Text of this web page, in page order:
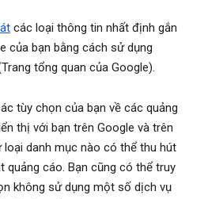
các loại thông tin nhất định gắn
của bạn bằng cách sử dụng
tổng quan của Google).
tùy chọn của bạn về các quảng
thị với bạn trên Google và trên
loại danh mục nào có thể thu hút
quảng cáo. Bạn cũng có thể truy
không sử dụng một số dịch vụ